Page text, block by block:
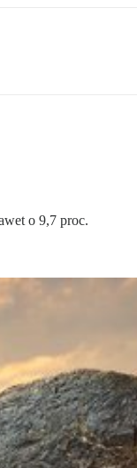
o 9,7 proc.